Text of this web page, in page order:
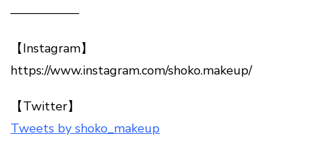
—————–
【Instagram】
https://www.instagram.com/shoko.makeup/
【Twitter】
Tweets by shoko_makeup